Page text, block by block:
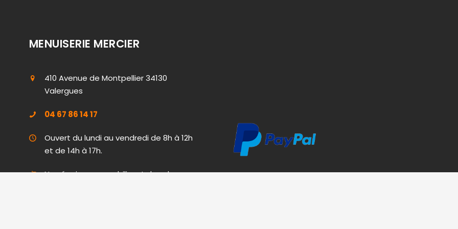
MENUISERIE MERCIER
410 Avenue de Montpellier 34130
Valergues
04 67 86 14 17
Ouvert du lundi au vendredi de 8h à 12h
et de 14h à 17h.
Nos équipes se mobilisent dans leBoutique 04 67 86 14 17 Demandez votre devis